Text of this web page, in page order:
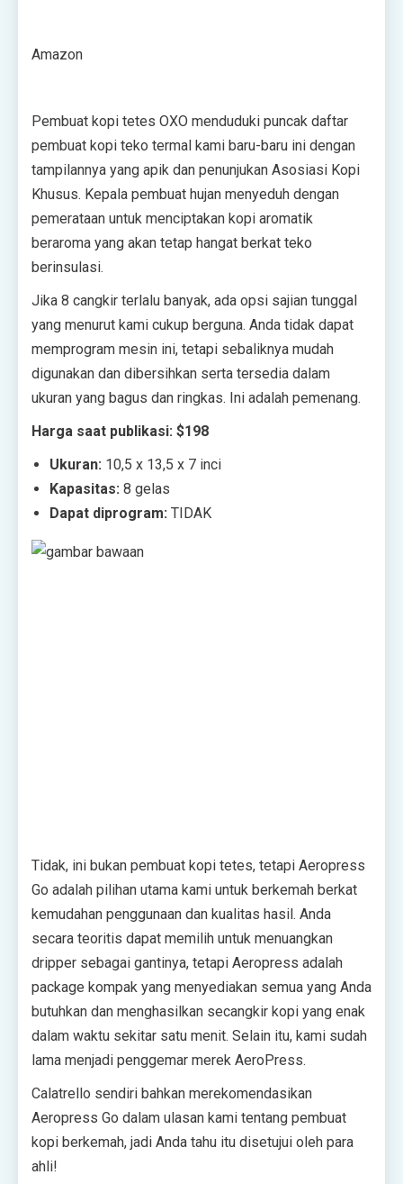
Amazon
Pembuat kopi tetes OXO menduduki puncak daftar
pembuat kopi teko termal kami baru-baru ini dengan
tampilannya yang apik dan penunjukan Asosiasi Kopi
Khusus. Kepala pembuat hujan menyeduh dengan
pemerataan untuk menciptakan kopi aromatik
beraroma yang akan tetap hangat berkat teko
berinsulasi.
Jika 8 cangkir terlalu banyak, ada opsi sajian tunggal
yang menurut kami cukup berguna. Anda tidak dapat
memprogram mesin ini, tetapi sebaliknya mudah
digunakan dan dibersihkan serta tersedia dalam
ukuran yang bagus dan ringkas. Ini adalah pemenang.
Harga saat publikasi: $198
Ukuran: 10,5 x 13,5 x 7 inci
Kapasitas: 8 gelas
Dapat diprogram: TIDAK
Tidak, ini bukan pembuat kopi tetes, tetapi Aeropress
Go adalah pilihan utama kami untuk berkemah berkat
kemudahan penggunaan dan kualitas hasil. Anda
secara teoritis dapat memilih untuk menuangkan
dripper sebagai gantinya, tetapi Aeropress adalah
package kompak yang menyediakan semua yang Anda
butuhkan dan menghasilkan secangkir kopi yang enak
dalam waktu sekitar satu menit. Selain itu, kami sudah
lama menjadi penggemar merek AeroPress.
Calatrello sendiri bahkan merekomendasikan
Aeropress Go dalam ulasan kami tentang pembuat
kopi berkemah, jadi Anda tahu itu disetujui oleh para
ahli!